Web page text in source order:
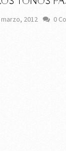
marzo, 2012 0